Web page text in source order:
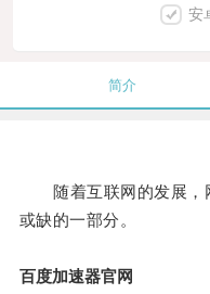
安
简介
随着互联网的发展，
或缺的一部分。
百度加速器官网